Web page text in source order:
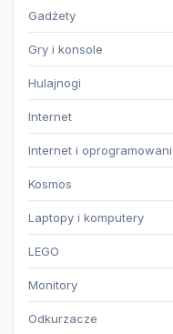
Gadżety
Gry i konsole
Hulajnogi
Internet
Internet i
Kosmos
Laptopy i komputery
LEGO
Monitory
Odkurzacze